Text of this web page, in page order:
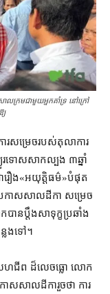
ក្រមជាមួយអ្នកគាំទ្រ នៅក្រៅ
យ
សម្រេច​របស់​តុលាការ​
រទោស​សាកល្បង ៣​ឆ្នាំ
រឿង​«​អយុត្តិធម៌​»​បំផុត
កាស​សាលដីកា សម្រេច​
ន​ប្ដឹង​សាទុក្ខ​ប្រឆាំង
លង​ទៅ។
ហជីព ដ៏​លេចធ្លោ លោក
ាស​សាលដីកា​រួច​ថា ការ